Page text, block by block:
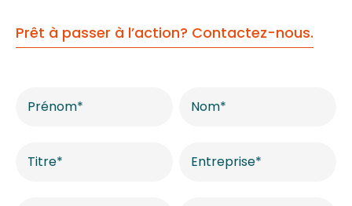
Prêt à passer à l’action? Contactez-nous.
Contactez-
nous